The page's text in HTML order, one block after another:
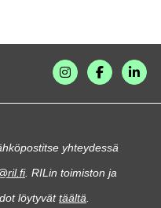
yhteydessä
. RILin toimiston ja
löytyvättäältä